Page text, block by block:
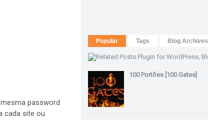
password
cada site ou
Popular Tags Blog Archives
100 Portões [100 Gates]